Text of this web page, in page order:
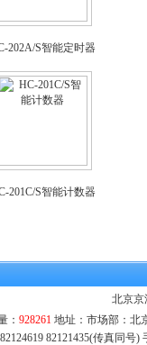
202A/S智能定时器
201C/S智能计数器
北京京
： 928261地址：市场部：北
82121435(传真同号